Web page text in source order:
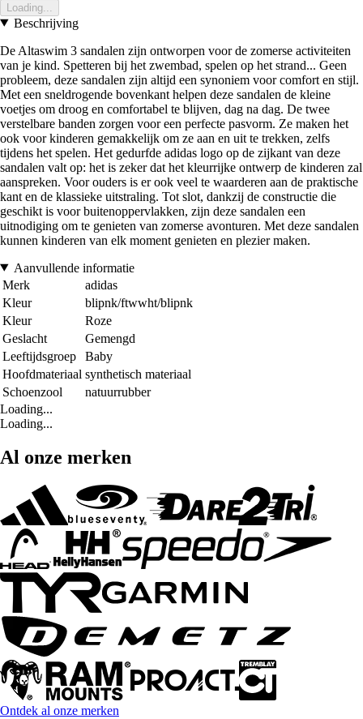
Loading...
Beschrijving
De Altaswim 3 sandalen zijn ontworpen voor de zomerse activiteiten
van je kind. Spetteren bij het zwembad, spelen op het strand... Geen
probleem, deze sandalen zijn altijd een synoniem voor comfort en stijl.
Met een sneldrogende bovenkant helpen deze sandalen de kleine
voetjes om droog en comfortabel te blijven, dag na dag. De twee
verstelbare banden zorgen voor een perfecte pasvorm. Ze maken het
ook voor kinderen gemakkelijk om ze aan en uit te trekken, zelfs
tijdens het spelen. Het gedurfde adidas logo op de zijkant van deze
sandalen valt op: het is zeker dat het kleurrijke ontwerp de kinderen zal
aanspreken. Voor ouders is er ook veel te waarderen aan de praktische
kant en de klassieke uitstraling. Tot slot, dankzij de constructie die
geschikt is voor buitenoppervlakken, zijn deze sandalen een
uitnodiging om te genieten van zomerse avonturen. Met deze sandalen
kunnen kinderen van elk moment genieten en plezier maken.
Aanvullende informatie
Merk
adidas
Kleur
blipnk/ftwwht/blipnk
Kleur
Roze
Geslacht
Gemengd
Leeftijdsgroep
Baby
Hoofdmateriaal synthetisch materiaal
Schoenzool
natuurrubber
Loading...
Loading...
Al onze merken
Ontdek al onze merken